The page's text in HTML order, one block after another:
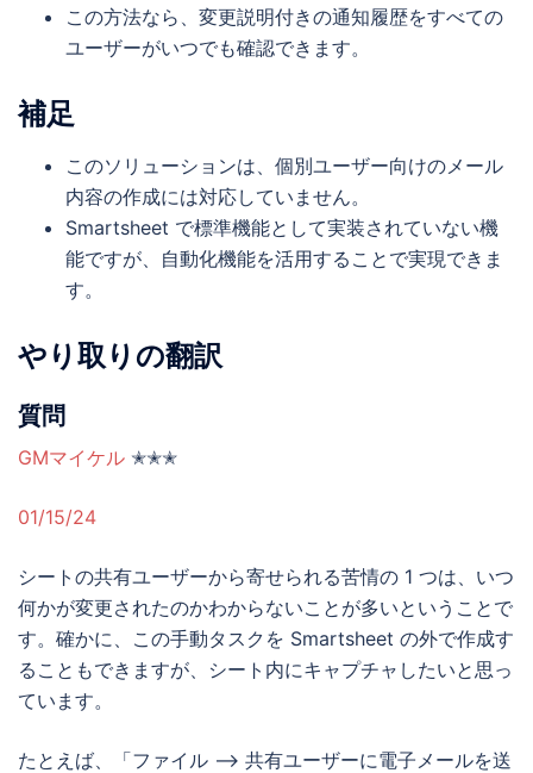
この方法なら、変更説明付きの通知履歴をすべての
ユーザーがいつでも確認できます。
補足
このソリューションは、個別ユーザー向けのメール
内容の作成には対応していません。
Smartsheet で標準機能として実装されていない機
能ですが、自動化機能を活用することで実現できま
す。
やり取りの翻訳
質問
GMマイケル ✭✭✭
01/15/24
シートの共有ユーザーから寄せられる苦情の 1 つは、いつ
何かが変更されたのかわからないことが多いということで
す。確かに、この手動タスクを Smartsheet の外で作成す
ることもできますが、シート内にキャプチャしたいと思っ
ています。
たとえば、「ファイル –> 共有ユーザーに電子メールを送